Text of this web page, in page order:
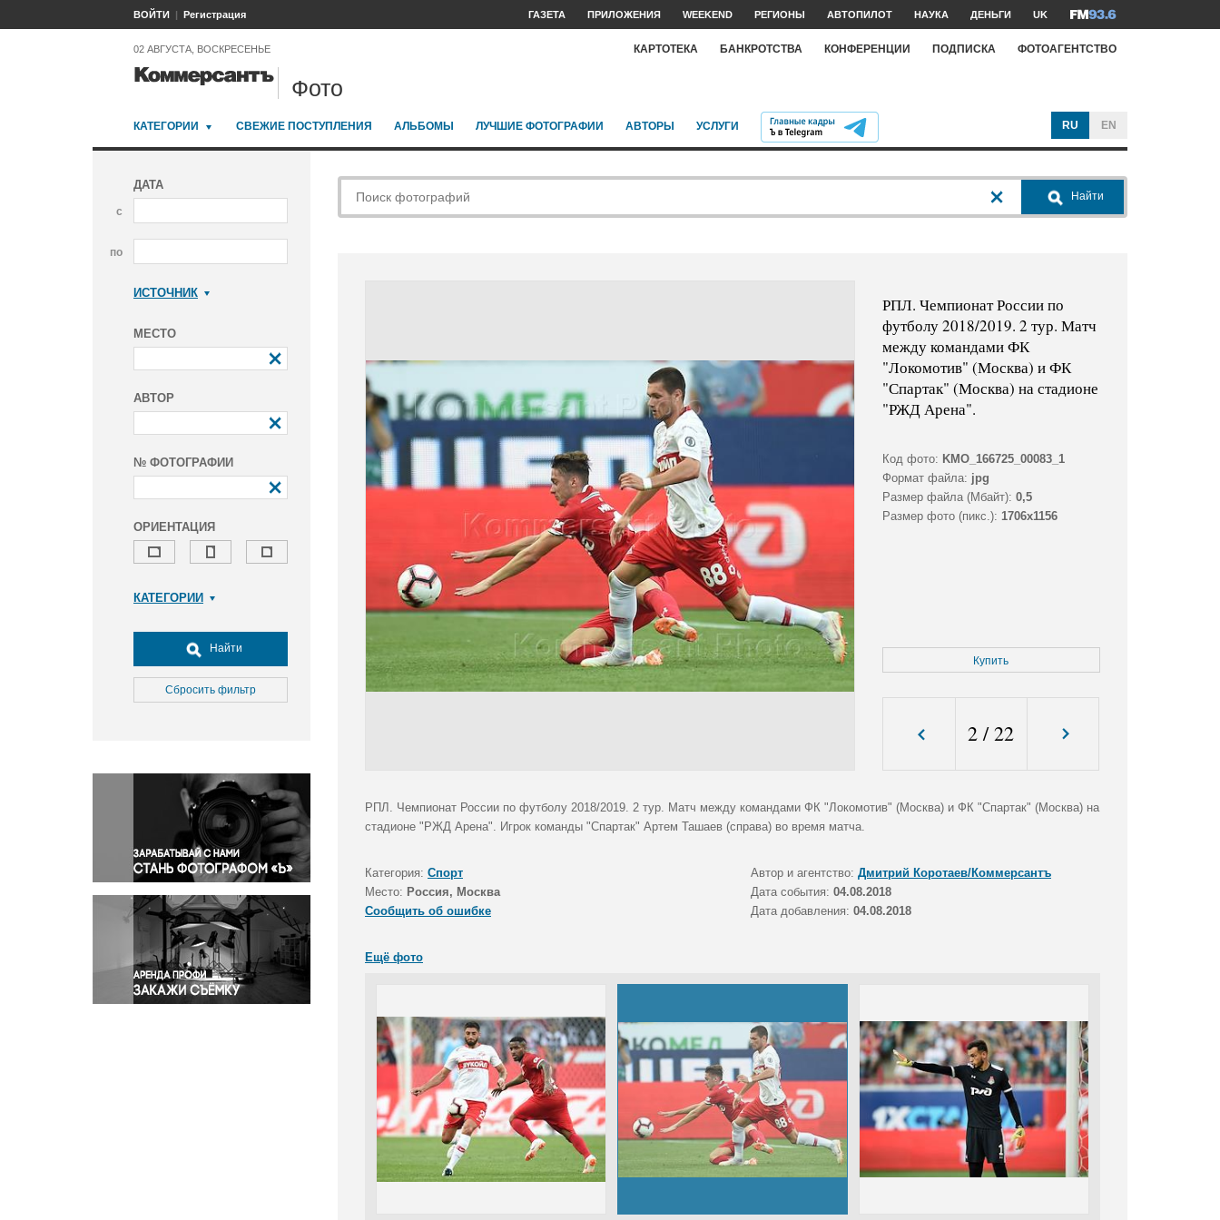
ВОЙТИ Регистрация ГАЗЕТА ПРИЛОЖЕНИЯ WEEKEND РЕГИОНЫ АВТОПИЛОТ НАУКА ДЕНЬГИ UK
02 АВГУСТА, ВОСКРЕСЕНЬЕ КАРТОТЕКА БАНКРОТСТВА КОНФЕРЕНЦИИ ПОДПИСКА ФОТОАГЕНТСТВО
Фото
КАТЕГОРИИ СВЕЖИЕ ПОСТУПЛЕНИЯ АЛЬБОМЫ ЛУЧШИЕ ФОТОГРАФИИ АВТОРЫ УСЛУГИ RU EN
ДАТА
с
по
ИСТОЧНИК
МЕСТО
АВТОР
№ ФОТОГРАФИИ
ОРИЕНТАЦИЯ
КАТЕГОРИИ
Досуг, туризм и отдых
Культура
Медицина
Окружающая среда
Политика
Правосудие
Происшествия и конфликты
Религия
Светская жизнь
Спорт
Экология
Экономика и бизнес
Найти
Сбросить фильтр
Найти
РПЛ. Чемпионат России по
футболу 2018/2019. 2 тур. Матч
между командами ФК
"Локомотив" (Москва) и ФК
"Спартак" (Москва) на стадионе
"РЖД Арена".
Код фото: KMO_166725_00083_1
Формат файла: jpg
Размер файла (Мбайт): 0,5
Размер фото (пикс.): 1706x1156
Купить
2 /22
РПЛ. Чемпионат России по футболу 2018/2019. 2 тур. Матч между командами ФК "Локомотив" (Москва) и ФК "Спартак" (Москва) на
стадионе "РЖД Арена". Игрок команды "Спартак" Артем Ташаев (справа) во время матча.
Категория: Спорт Автор и агентство: Дмитрий Коротаев/Коммерсантъ
Место: Россия, Москва Дата события: 04.08.2018
Сообщить об ошибке
Дата добавления: 04.08.2018
Ещё фото